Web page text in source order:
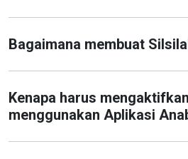
Bagaimana membuat
Kenapa harus
menggunakan Aplikasi